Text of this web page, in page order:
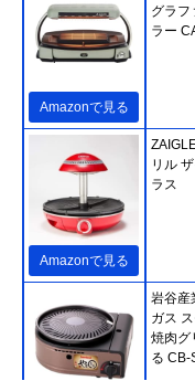
Amazonで見る
グラフ
ラー
Amazonで見る
リル
ラス
岩谷産
ガス
焼肉グ
る CB-